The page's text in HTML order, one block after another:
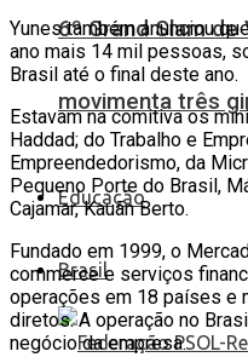
6º Grand Slam
movimenta três
Educação
Brasil
Yunes também anunciou
ano mais 14 mil pessoas,
Brasil até o final deste ano.
Estavam na comitiva os
Haddad; do Trabalho e
Empreendedorismo, da
Pequeno Porte do Brasil,
Cajamar, Kauãn Berto.
Fundado em 1999, o
commerce e serviços
operações em 18 países e
diretos. A operação no
negócio da empresa.